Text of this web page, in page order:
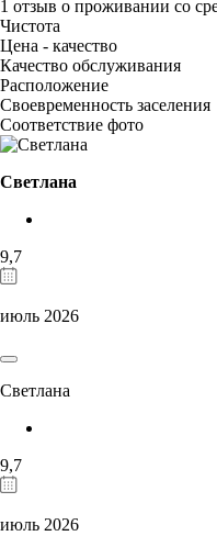
1 отзыв о проживании со
Чистота
Цена - качество
Качество обслуживания
Расположение
Своевременность заселения
Соответствие фото
Светлана
9,7
июль 2026
Светлана
9,7
июль 2026